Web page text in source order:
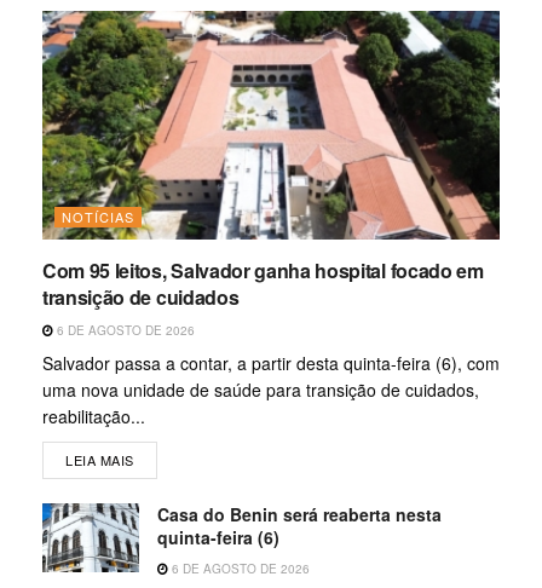
NOTÍCIAS
Com 95 leitos, Salvador ganha hospital focado em
transição de cuidados
6 DE AGOSTO DE 2026
Salvador passa a contar, a partir desta quinta-feira (6), com
uma nova unidade de saúde para transição de cuidados,
reabilitação...
LEIA MAIS
Casa do Benin será reaberta nesta
quinta-feira (6)
6 DE AGOSTO DE 2026